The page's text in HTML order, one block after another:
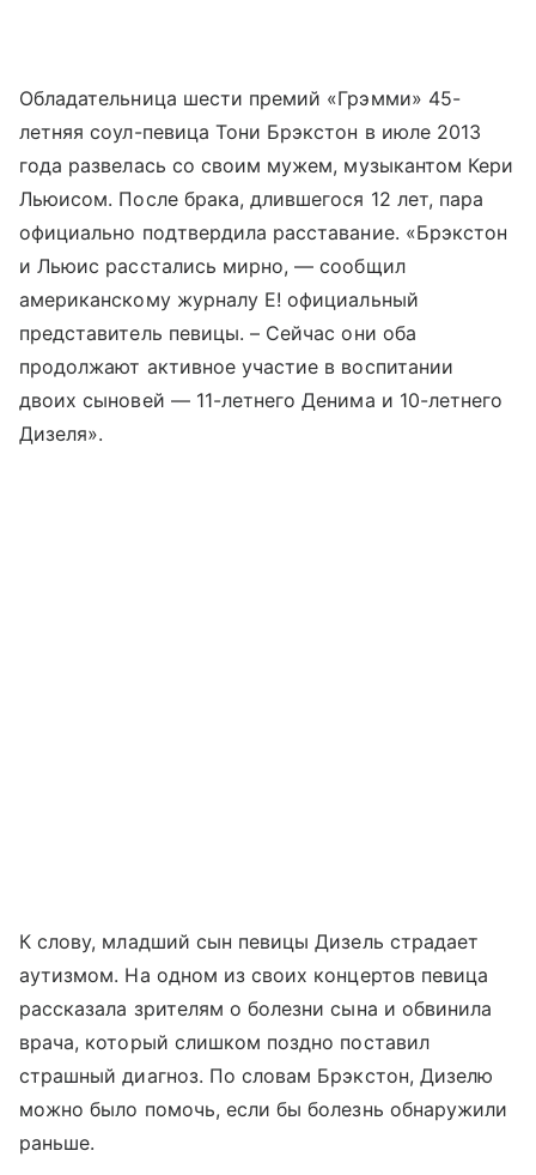
Обладательница шести премий «Грэмми» 45-
летняя соул-певица Тони Брэкстон в июле 2013
года развелась со своим мужем, музыкантом Кери
Льюисом. После брака, длившегося 12 лет, пара
официально подтвердила расставание. «Брэкстон
и Льюис расстались мирно, — сообщил
американскому журналу E! официальный
представитель певицы. – Сейчас они оба
продолжают активное участие в воспитании
двоих сыновей — 11-летнего Денима и 10-летнего
Дизеля».
К слову, младший сын певицы Дизель страдает
аутизмом. На одном из своих концертов певица
рассказала зрителям о болезни сына и обвинила
врача, который слишком поздно поставил
страшный диагноз. По словам Брэкстон, Дизелю
можно было помочь, если бы болезнь обнаружили
раньше.